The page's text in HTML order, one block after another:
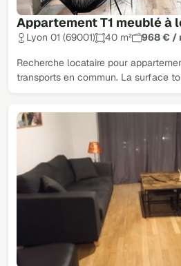
Appartement T1 meublé à
Lyon 01 (69001) 40 m² 968 € /
Recherche locataire pour
transports en commun. La surface